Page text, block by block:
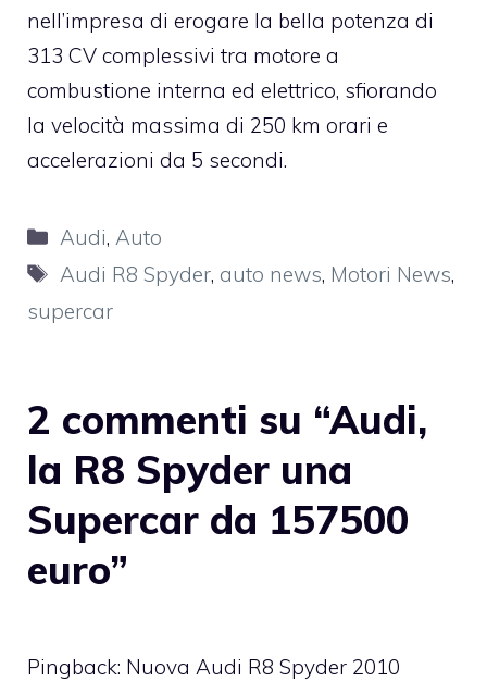
nell’impresa di erogare la bella potenza di
313 CV complessivi tra motore a
combustione interna ed elettrico, sfiorando
la velocità massima di 250 km orari e
accelerazioni da 5 secondi.
Categorie
Audi, Auto
Tag
Audi R8 Spyder, auto news, Motori News,
supercar
2 commenti su “Audi,
la R8 Spyder una
Supercar da 157500
euro”
Pingback: Nuova Audi R8 Spyder 2010